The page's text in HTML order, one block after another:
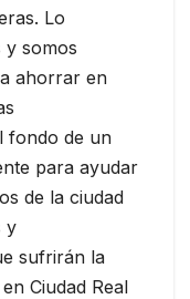
Lo
y somos
ahorrar en
fondo de un
para ayudar
de la ciudad
y
sufrirán la
Ciudad Real